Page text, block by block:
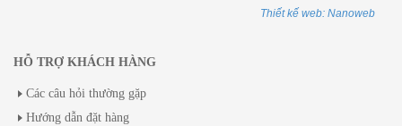
Thiết kế web: Nanoweb
HỖ TRỢ KHÁCH HÀNG
Các câu hỏi thường gặp
Hướng dẫn đặt hàng